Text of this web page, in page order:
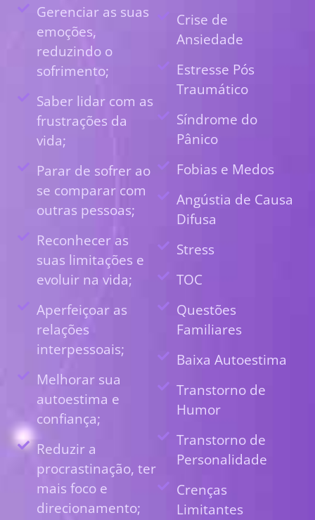
Gerenciar as suas
emoções,
reduzindo o
sofrimento;
Saber lidar com as
frustrações da
vida;
Parar de sofrer ao
se comparar com
outras pessoas;
Reconhecer as
suas limitações e
evoluir na vida;
Aperfeiçoar as
relações
interpessoais;
Melhorar sua
autoestima e
confiança;
Reduzir a
procrastinação, ter
mais foco e
direcionamento;
Crise de
Ansiedade
Estresse Pós
Traumático
Síndrome do
Pânico
Fobias e Medos
Angústia de Causa
Difusa
Stress
TOC
Questões
Familiares
Baixa Autoestima
Transtorno de
Humor
Transtorno de
Personalidade
Crenças
Limitantes